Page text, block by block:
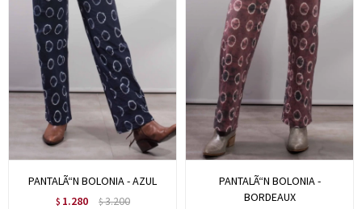
PANTALÃ“N BOLONIA - AZUL
$ 1.280 $3.200
PANTALÃ“N BOLONIA -
BORDEAUX